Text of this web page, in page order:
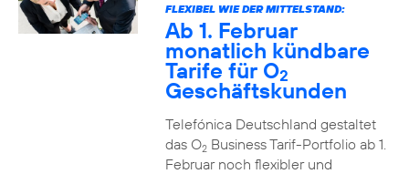
FLEXIBEL WIE DER MITTELSTAND:
Ab 1. Februar
monatlich kündbare
Tarife für O2
Geschäftskunden
Telefónica Deutschland gestaltet
das O2Business Tarif-Portfolio ab 1.
Februar noch flexibler und